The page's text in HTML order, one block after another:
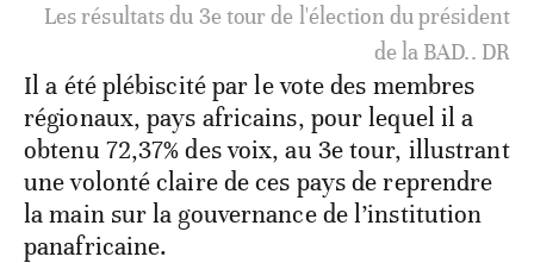
Les résultats du 3e tour de l'élection du président
de la BAD.. DR
Il a été plébiscité par le vote des membres
régionaux, pays africains, pour lequel il a
obtenu 72,37% des voix, au 3e tour, illustrant
une volonté claire de ces pays de reprendre
la main sur la gouvernance de l’institution
panafricaine.